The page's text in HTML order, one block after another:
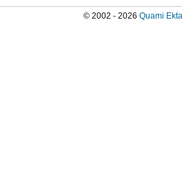
© 2002 - 2026 Quami